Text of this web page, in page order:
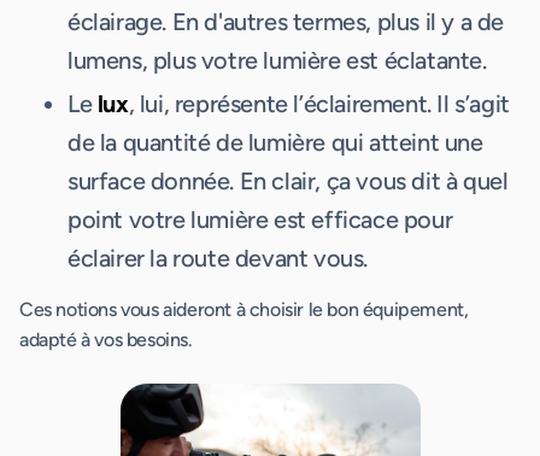
éclairage. En d'autres termes, plus il y a de
lumens, plus votre lumière est éclatante.
Le lux, lui, représente l’éclairement. Il s’agit
de la quantité de lumière qui atteint une
surface donnée. En clair, ça vous dit à quel
point votre lumière est efficace pour
éclairer la route devant vous.
Ces notions vous aideront à choisir le bon équipement,
adapté à vos besoins.